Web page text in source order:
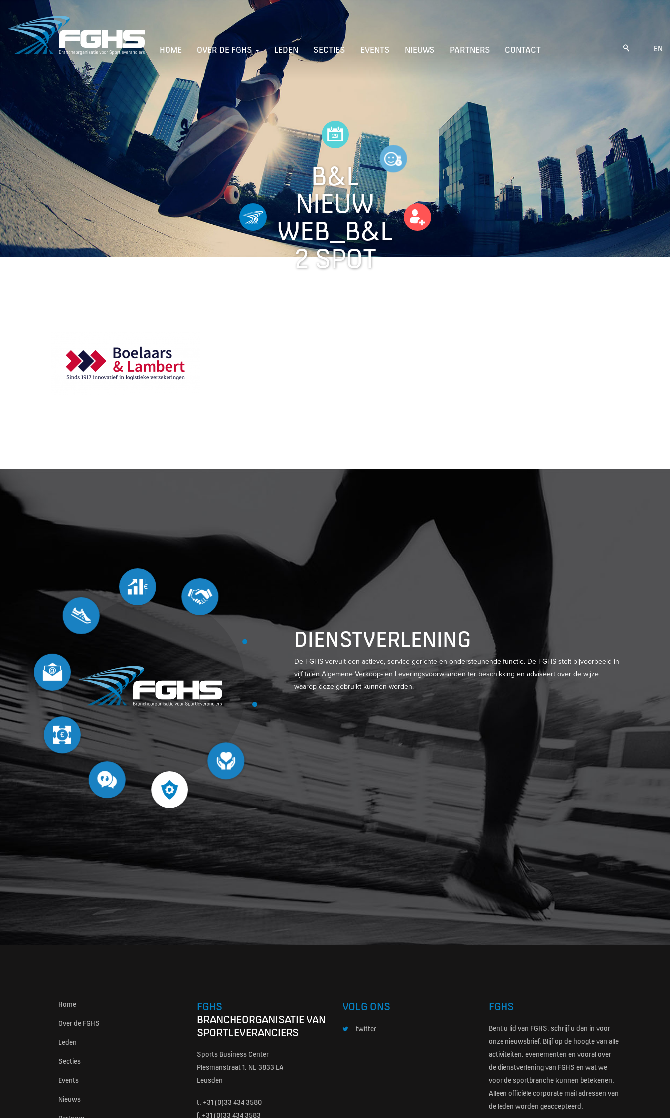
HOME OVER DE FGHS LEDEN SECTIES EVENTS NIEUWS PARTNERS CONTACT EN
B&L
NIEUW
WEB_B&L
2 SPOT
DIENSTVERLENING
De FGHS vervult een actieve, service gerichte en ondersteunende functie. De FGHS stelt bijvoorbeeld in
vijf talen Algemene Verkoop- en Leveringsvoorwaarden ter beschikking en adviseert over de wijze
waarop deze gebruikt kunnen worden.
Home
Over de FGHS
Leden
Secties
Events
Nieuws
FGHS
BRANCHEORGANISATIE VAN
SPORTLEVERANCIERS
Sports Business Center
Plesmanstraat 1, NL-3833 LA
Leusden
t. +31 (0)33 434 3580
f. +31 (0)33 434 3583
VOLG ONS
twitter
FGHS
Bent u lid van FGHS, schrijf u dan in voor
onze nieuwsbrief. Blijf op de hoogte van alle
activiteiten, evenementen en vooral over
de dienstverlening van FGHS en wat we
voor de sportbranche kunnen betekenen.
Alleen officiële corporate mail adressen van
de leden worden geaccepteerd.